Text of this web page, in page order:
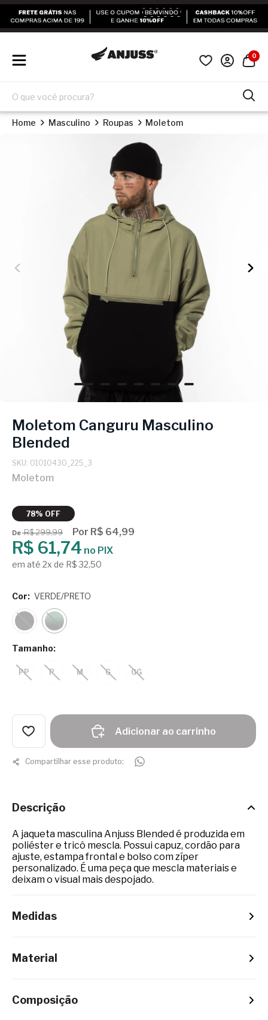
0
Home Masculino Roupas Moletom
Moletom Canguru Masculino
Blended
SKU: 01010430_225_3
Moletom
78% OFF
DeR$ 299,99 Por R$ 64,99
R$ 61,74 no PIX
em até 2x de R$ 32,50
Tamanho:
PP P M G GG
Cor: VERDE/PRETO
Adicionar ao carrinho
Compartilhar esse produto:
Descrição
A jaqueta masculina Anjuss Blended é produzida em
poliéster e tricô mescla. Possui capuz, cordão para
ajuste, estampa frontal e bolso com zíper
personalizado. É uma peça que mescla materiais e
deixam o visual mais despojado.
Material
Composição
Medidas